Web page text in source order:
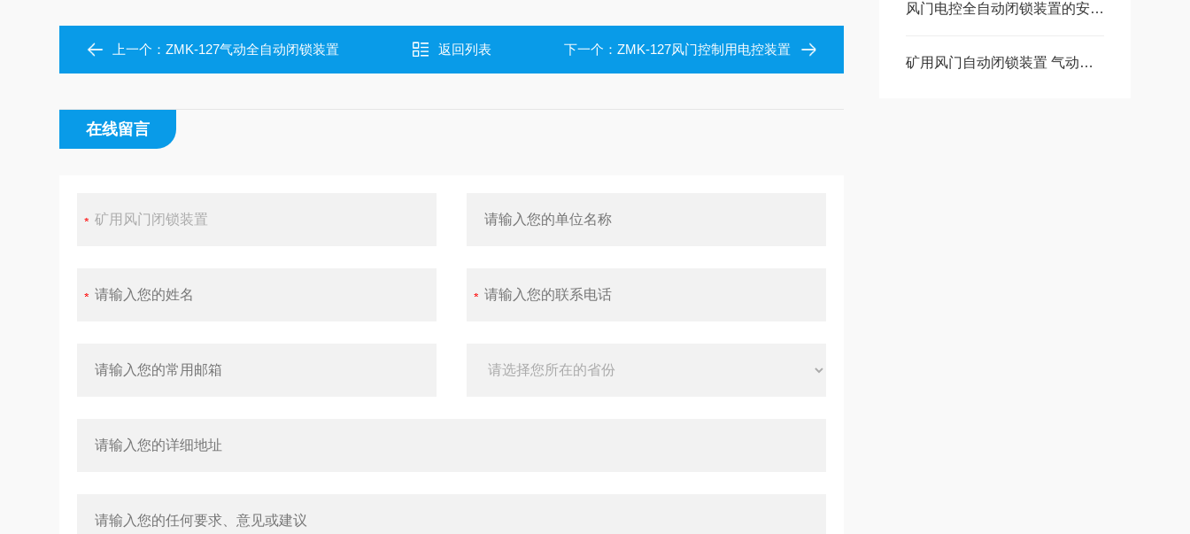
风门电控全自动闭锁装置的安装和调试步骤
矿用风门自动闭锁装置 气动全自动控制装置安装与维护要点
上一个：ZMK-127气动全自动闭锁装置 返回列表 下一个： ZMK-127风门控制用电控装置
在线留言